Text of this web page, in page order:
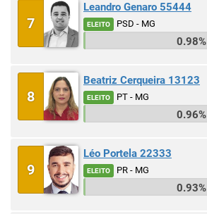
7
Leandro Genaro 55444
ELEITO PSD - MG
0.98%
8
Beatriz Cerqueira 13123
ELEITO PT - MG
0.96%
9
Léo Portela 22333
ELEITO PR - MG
0.93%